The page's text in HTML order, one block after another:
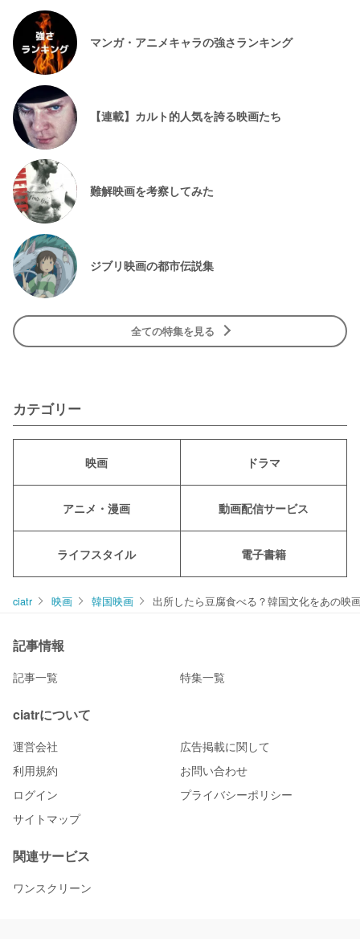
マンガ・アニメキャラの強さランキング
【連載】カルト的人気を誇る映画たち
難解映画を考察してみた
ジブリ映画の都市伝説集
全ての特集を見る
カテゴリー
映画 ドラマ
アニメ・漫画 動画配信サービス
ライフスタイル 電子書籍
ciatr 映画 韓国映画 出所したら豆腐食べる？韓国文化をあの映
記事情報
記事一覧 特集一覧
ciatrについて
運営会社
広告掲載に関して
利用規約
お問い合わせ
ログイン
プライバシーポリシー
サイトマップ
関連サービス
ワンスクリーン